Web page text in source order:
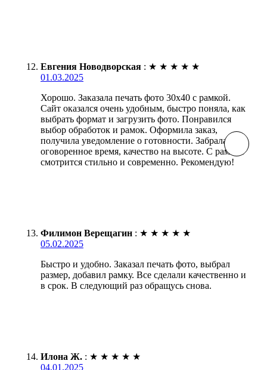
Евгения Новодворская : ★ ★ ★ ★ ★
01.03.2025
Хорошо. Заказала печать фото 30х40 с рамкой.
Сайт оказался очень удобным, быстро поняла, как
выбрать формат и загрузить фото. Понравился
выбор обработок и рамок. Оформила заказ,
получила уведомление о готовности. Забрала в
оговоренное время, качество на высоте. С рамкой
смотрится стильно и современно. Рекомендую!
Филимон Верещагин : ★ ★ ★ ★ ★
05.02.2025
Быстро и удобно. Заказал печать фото, выбрал
размер, добавил рамку. Все сделали качественно и
в срок. В следующий раз обращусь снова.
Илона Ж. : ★ ★ ★ ★ ★
04.01.2025